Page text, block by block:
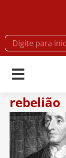
rebelião